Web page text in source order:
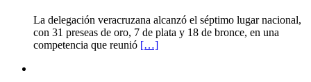
La delegación veracruzana alcanzó el séptimo lugar nacional,
con 31 preseas de oro, 7 de plata y 18 de bronce, en una
competencia que reunió […]